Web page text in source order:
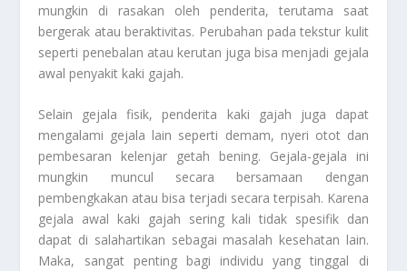
mungkin di rasakan oleh penderita, terutama saat
bergerak atau beraktivitas. Perubahan pada tekstur kulit
seperti penebalan atau kerutan juga bisa menjadi gejala
awal penyakit kaki gajah.
Selain gejala fisik, penderita kaki gajah juga dapat
mengalami gejala lain seperti demam, nyeri otot dan
pembesaran kelenjar getah bening. Gejala-gejala ini
mungkin muncul secara bersamaan dengan
pembengkakan atau bisa terjadi secara terpisah. Karena
gejala awal kaki gajah sering kali tidak spesifik dan
dapat di salahartikan sebagai masalah kesehatan lain.
Maka, sangat penting bagi individu yang tinggal di